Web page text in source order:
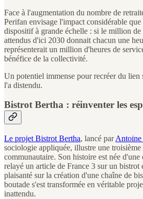
Face à l'augmentation du nombre de
Perifan envisage l'impact considérable
dispositif à grande échelle : si le million de
attendus d'ici 2030 donnait chacun une
représenterait un million d'heures de
bénéfice de la collectivité.
Un potentiel immense pour recréer du
l'a distendu.
Bistrot Bertha : réinventer les
Le projet Bistrot Bertha, lancé parAntoine
sociologie appliquée, illustre une
communautaire. Son histoire est née
relayé un article de France 3 sur un
plaisanté sur la création d'une chaîne de
boutade s'est transformée en véritable
inattendu.